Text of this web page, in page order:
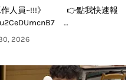
工作人員~!!!》 👉點我快速報
…
2026